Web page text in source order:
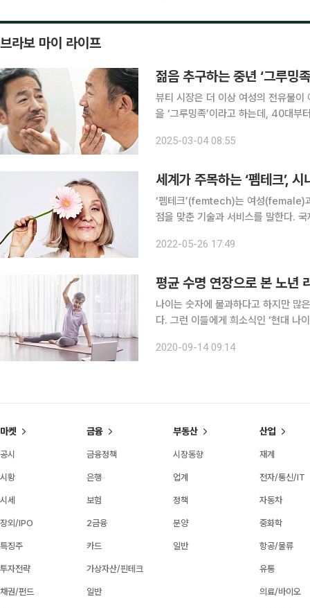
브라보 마이 라이프
젊음 추구하는 중년 ‘그루밍
뷰티 시장은 더 이상 여성의 전유물
을 ‘그루밍족’이라고 하는데, 40대부
는 전년 대비 4% 증가한 1조 2000억
2025-03-04 08:55
세계가 주목하는 ‘펨테크’,
‘펨테크’(femtech)는 여성(female)
점을 맞춘 기술과 서비스를 말한다.
원) 이상 성장할 것으로 예측했다. 초
2022-05-26 17:49
평균 수명 연장으로 본 노년
나이는 숫자에 불과하다고 하지만 많
다. 그런 이들에게 희소식인 ‘현대 나
68세 이상 인구 비중과 비슷해 만들
2020-09-14 09:14
마켓
공시
시황
시세
장외/IPO
특징주
투자전략
채권/펀드
금융
금융정책
은행
보험
2금융
카드
가상자산/핀테크
일반
부동산
시장동향
업계
정책
분양
일반
산업
재계
전자/통신/IT
자동차
중화학
항공/물류
유통
의료/바이오